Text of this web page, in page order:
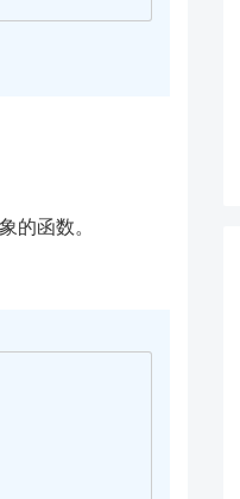
的函数。